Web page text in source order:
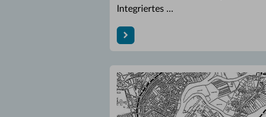
Integriertes ...